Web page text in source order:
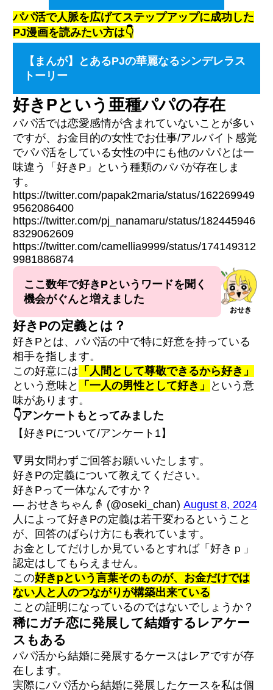
パパ活で人脈を広げてステップアップに成功した
PJ漫画を読みたい方は👇
【まんが】とあるPJの華麗なるシンデレラス
トーリー
好きPという亜種パパの存在
パパ活では恋愛感情が含まれていないことが多い
ですが、お金目的の女性でお仕事/アルバイト感覚
でパパ活をしている女性の中にも他のパパとは一
味違う「好きP」という種類のパパが存在しま
す。
https://twitter.com/papak2maria/status/162269949
9562086400
https://twitter.com/pj_nanamaru/status/182445946
8329062609
https://twitter.com/camellia9999/status/174149312
9981886874
おせき
ここ数年で好きPというワードを聞く
機会がぐんと増えました
好きPの定義とは？
好きPとは、パパ活の中で特に好意を持っている
相手を指します。
この好意には 「人間として尊敬できるから好き」
という意味と
「一人の男性として好き」
という意
味があります。
👇アンケートもとってみました
【好きPについて/アンケート1】
🔻男女問わずご回答お願いいたします。
好きPの定義について教えてください。
好きPって一体なんですか？
— おせきちゃん👵 (@oseki_chan) August 8, 2024
人によって好きPの定義は若干変わるということ
が、回答のばらけ方にも表れています。
お金としてだけしか見ているとすれば「好きｐ」
認定はしてもらえません。
この好きpという言葉そのものが、お金だけでは
ない人と人のつながりが構築出来ている
ことの証明になっているのではないでしょうか？
稀にガチ恋に発展して結婚するレアケー
スもある
パパ活から結婚に発展するケースはレアですが存
在します。
実際にパパ活から結婚に発展したケースを私は個